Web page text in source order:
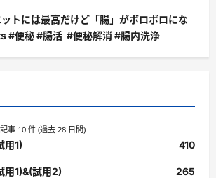
ットには最高だけど「腸」がボロボロにな
#便秘 #腸活 #便秘解消 #腸内洗浄
事 10 件 (過去 28 日間)
用1) 410
用1)&(試用2) 265